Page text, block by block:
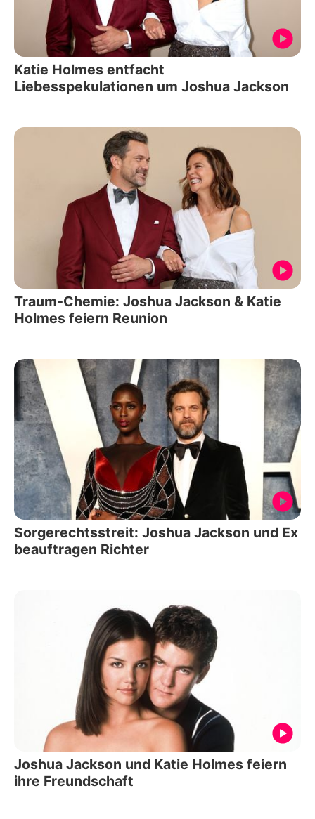
Katie Holmes entfacht
Liebesspekulationen um Joshua Jackson
Traum-Chemie: Joshua Jackson & Katie
Holmes feiern Reunion
Sorgerechtsstreit: Joshua Jackson und Ex
beauftragen Richter
Joshua Jackson und Katie Holmes feiern
ihre Freundschaft